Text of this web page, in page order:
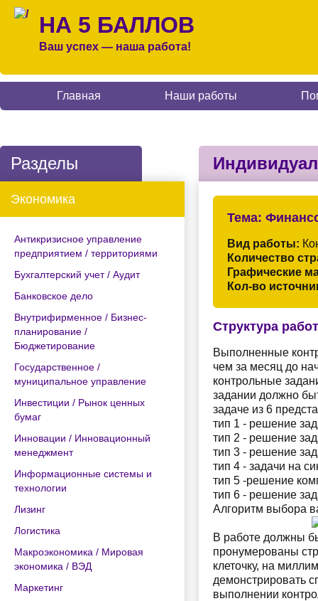
НА 5 БАЛЛОВ
Ваш успех — наша работа!
Главная Наши работы
Разделы
Экономика
Антикризисное управление
предприятием / территориями
Бухгалтерский учет / Аудит
Банковское дело
Внутрифирменное / Бизнес-
планирование /
Бюджетирование
Государственное /
муниципальное управление
Инвестиции / Рынок ценных
бумаг
Инновации / Инновационный
менеджмент
Информационные системы и
технологии
Лизинг
Логистика
Макроэкономика / Мировая
экономика / ВЭД
Маркетинг
Тема:
Вид работы:
Количество
Графические
Кол-во
Структура
Выполненные
чем за месяц до
контрольные
задании должно
задаче из 6
тип 1 - решение
тип 2 - решение
тип 3 - решение
тип 4 - задачи на
тип 5 -решение
тип 6 - решение
Алгоритм выбора
В работе должны
пронумерованы
клеточку, на
демонстрировать
выполнении